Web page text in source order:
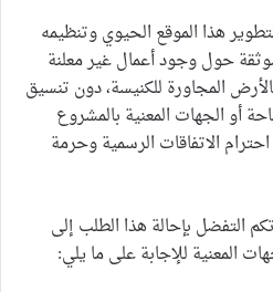
هذا الموقع الحيوي وتنظيمه
حول وجود أعمال غير معلنة
المجاورة للكنيسة، دون تنسيق
أو الجهات المعنية بالمشروع
الاتفاقات الرسمية وحرمة
التفضل بإحالة هذا الطلب إلى
المعنية للإجابة على ما يلي: